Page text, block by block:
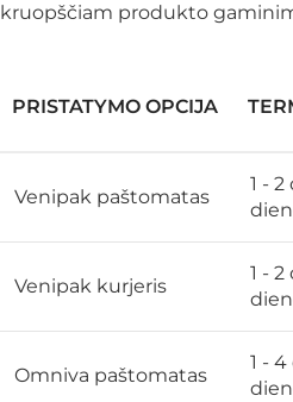
kruopščiam produkto
PRISTATYMO OPCIJA
Venipak paštomatas
1 -
Venipak kurjeris
1 -
Omniva paštomatas
1 -